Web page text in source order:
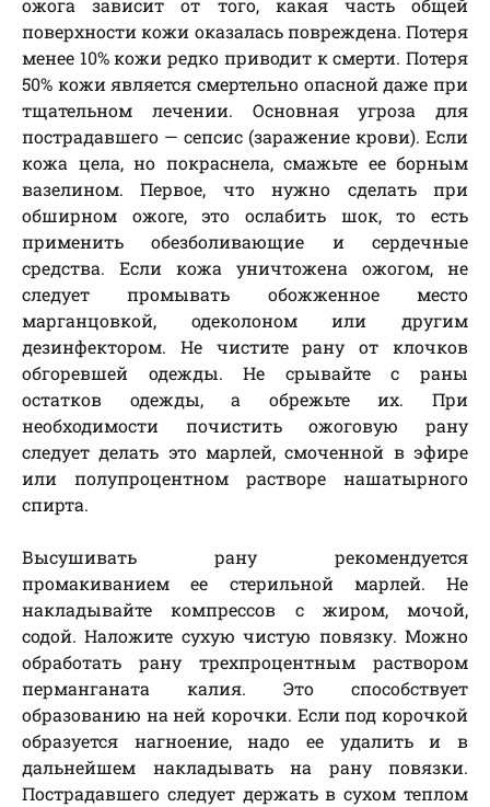
ожога зависит от того, какая часть общей
поверхности кожи оказалась повреждена. Потеря
менее 10% кожи редко приводит к смерти. Потеря
50% кожи является смертельно опасной даже при
тщательном лечении. Основная угроза для
пострадавшего — сепсис (заражение крови). Если
кожа цела, но покраснела, смажьте ее борным
вазелином. Первое, что нужно сделать при
обширном ожоге, это ослабить шок, то есть
применить обезболивающие и сердечные
средства. Если кожа уничтожена ожогом, не
следует промывать обожженное место
марганцовкой, одеколоном или другим
дезинфектором. Не чистите рану от клочков
обгоревшей одежды. Не срывайте с раны
остатков одежды, а обрежьте их. При
необходимости почистить ожоговую рану
следует делать это марлей, смоченной в эфире
или полупроцентном растворе нашатырного
спирта.
Высушивать рану рекомендуется
промакиванием ее стерильной марлей. Не
накладывайте компрессов с жиром, мочой,
содой. Наложите сухую чистую повязку. Можно
обработать рану трехпроцентным раствором
перманганата калия. Это способствует
образованию на ней корочки. Если под корочкой
образуется нагноение, надо ее удалить и в
дальнейшем накладывать на рану повязки.
Пострадавшего следует держать в сухом теплом